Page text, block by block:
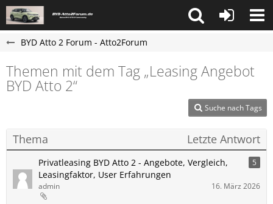
BYD Atto 2 Forum - Atto2Forum
Themen mit dem Tag „Leasing Angebot
BYD Atto 2“
Suche nach Tags
Thema Letzte Antwort
Privatleasing BYD Atto 2 - Angebote, Vergleich,
Leasingfaktor, User Erfahrungen
5
admin 16. März 2026